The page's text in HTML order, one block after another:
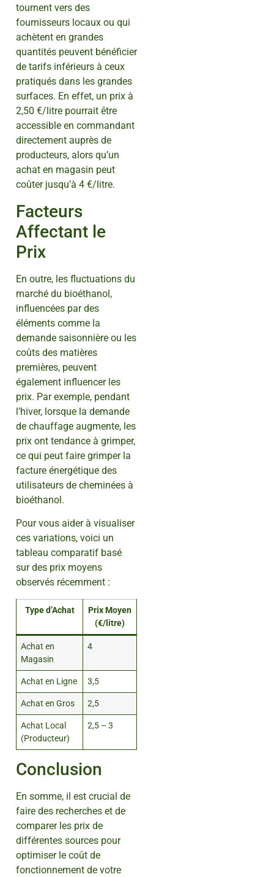
tournent vers des
fournisseurs locaux ou qui
achètent en grandes
quantités peuvent bénéficier
de tarifs inférieurs à ceux
pratiqués dans les grandes
surfaces. En effet, un prix à
2,50 €/litre pourrait être
accessible en commandant
directement auprès de
producteurs, alors qu’un
achat en magasin peut
coûter jusqu’à 4 €/litre.
Facteurs
Affectant le
Prix
En outre, les fluctuations du
marché du bioéthanol,
influencées par des
éléments comme la
demande saisonnière ou les
coûts des matières
premières, peuvent
également influencer les
prix. Par exemple, pendant
l’hiver, lorsque la demande
de chauffage augmente, les
prix ont tendance à grimper,
ce qui peut faire grimper la
facture énergétique des
utilisateurs de cheminées à
bioéthanol.
Pour vous aider à visualiser
ces variations, voici un
tableau comparatif basé
sur des prix moyens
observés récemment :
Type d’Achat
Prix Moyen
(€/litre)
Achat en
Magasin
4
Achat en Ligne 3,5
Achat en Gros 2,5
Achat Local
(Producteur)
2,5 – 3
Conclusion
En somme, il est crucial de
faire des recherches et de
comparer les prix de
différentes sources pour
optimiser le coût de
fonctionnement de votre